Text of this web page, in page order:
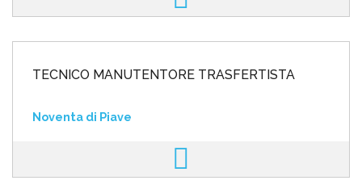
TECNICO MANUTENTORE TRASFERTISTA
Noventa di Piave